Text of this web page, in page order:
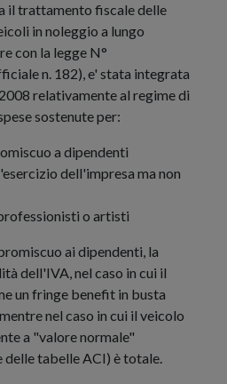
il trattamento fiscale delle
in noleggio a lungo
con la legge N°
n. 182), e' stata integrata
relativamente al regime di
sostenute per:
a dipendenti
dell'impresa ma non
o artisti
ai dipendenti, la
dell'IVA, nel caso in cui il
un fringe benefit in busta
nel caso in cui il veicolo
a "valore normale"
delle tabelle ACI) è totale.